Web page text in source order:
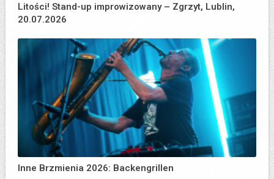
Litości! Stand-up improwizowany – Zgrzyt, Lublin,
20.07.2026
Inne Brzmienia 2026: Backengrillen